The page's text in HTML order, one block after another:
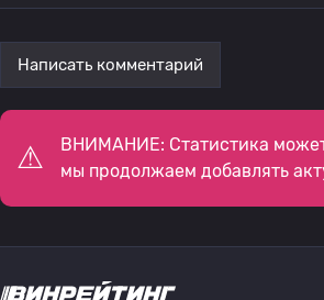
Написать комментарий
ВНИМАНИЕ: Статистика
мы продолжаем добавлять